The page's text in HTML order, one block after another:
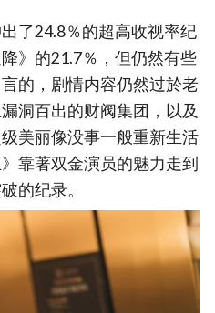
了24.8％的超高收视率纪
》的21.7％，但仍然有些
的，剧情内容仍然过於老
洞百出的财阀集团，以及
美丽像没事一般重新生活
靠著双金演员的魅力走到
的纪录。